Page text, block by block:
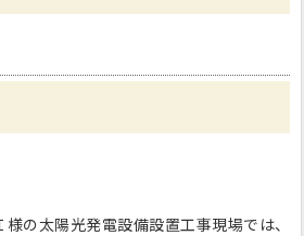
の太陽光発電設備設置工事現場では、